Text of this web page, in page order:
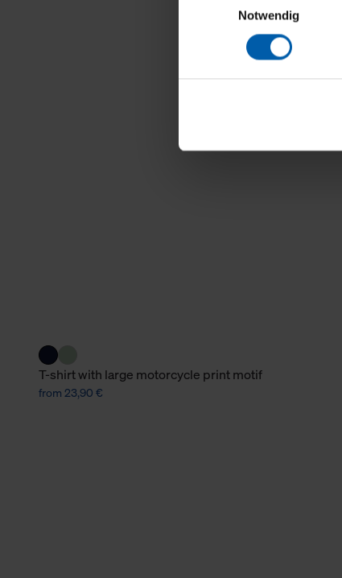
Für die Darstellung
sowie für Marketing-,
personenbezogene
Klicken Sie auf "Alle
verwenden dürfen. Über
Notwendig
T-shirt with large motorcycle print motif
from 23,90 €